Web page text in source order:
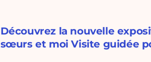
Découvrez la nouvelle
sœurs et moi Visite guidée